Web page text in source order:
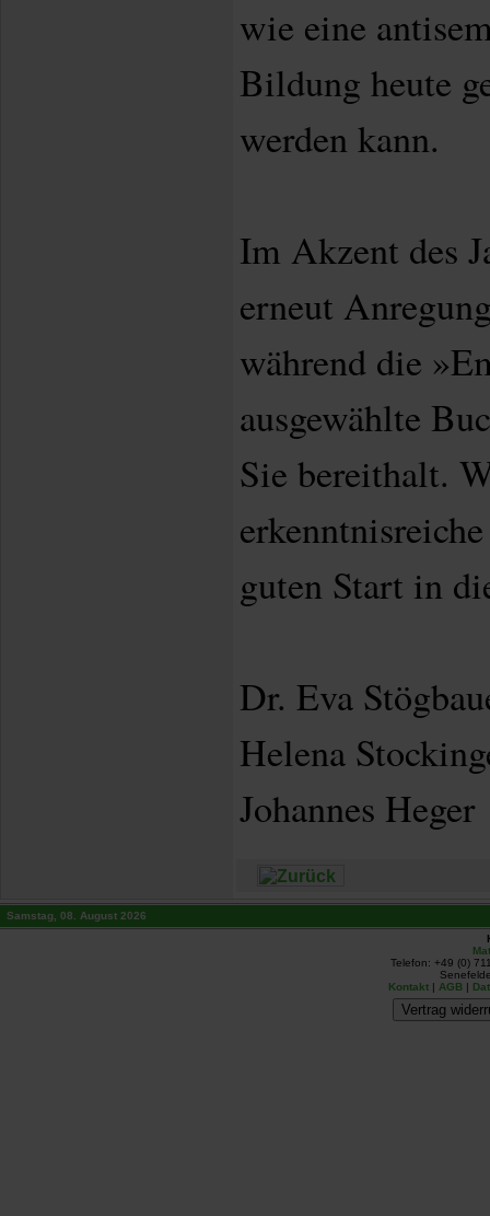
wie eine
Bildung heute
werden kann.
Im Akzent des
erneut
während die
ausgewählte
Sie bereithalt.
guten Start in
Dr. Eva
Helena
Johannes Heger
Samstag, 08. August 2026
Telefon: +49 (0)
Kontakt | AGB |
Vertrag